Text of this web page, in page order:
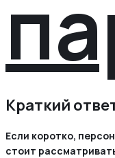
Краткий
Если коротко,
стоит